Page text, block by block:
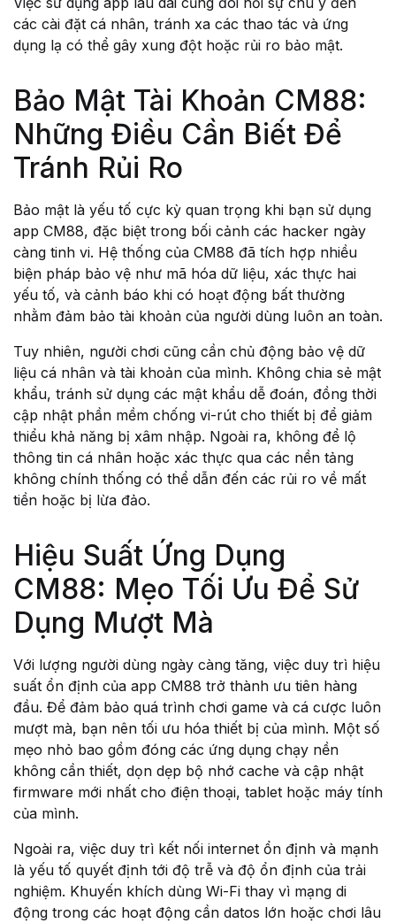
các cài đặt cá nhân, tránh xa các thao tác và ứng
dụng lạ có thể gây xung đột hoặc rủi ro bảo mật.
Bảo Mật Tài Khoản CM88:
Những Điều Cần Biết Để
Tránh Rủi Ro
Bảo mật là yếu tố cực kỳ quan trọng khi bạn sử dụng
app CM88, đặc biệt trong bối cảnh các hacker ngày
càng tinh vi. Hệ thống của CM88 đã tích hợp nhiều
biện pháp bảo vệ như mã hóa dữ liệu, xác thực hai
yếu tố, và cảnh báo khi có hoạt động bất thường
nhằm đảm bảo tài khoản của người dùng luôn an toàn.
Tuy nhiên, người chơi cũng cần chủ động bảo vệ dữ
liệu cá nhân và tài khoản của mình. Không chia sẻ mật
khẩu, tránh sử dụng các mật khẩu dễ đoán, đồng thời
cập nhật phần mềm chống vi-rút cho thiết bị để giảm
thiểu khả năng bị xâm nhập. Ngoài ra, không để lộ
thông tin cá nhân hoặc xác thực qua các nền tảng
không chính thống có thể dẫn đến các rủi ro về mất
tiền hoặc bị lừa đảo.
Hiệu Suất Ứng Dụng
CM88: Mẹo Tối Ưu Để Sử
Dụng Mượt Mà
Với lượng người dùng ngày càng tăng, việc duy trì hiệu
suất ổn định của app CM88 trở thành ưu tiên hàng
đầu. Để đảm bảo quá trình chơi game và cá cược luôn
mượt mà, bạn nên tối ưu hóa thiết bị của mình. Một số
mẹo nhỏ bao gồm đóng các ứng dụng chạy nền
không cần thiết, dọn dẹp bộ nhớ cache và cập nhật
firmware mới nhất cho điện thoại, tablet hoặc máy tính
của mình.
Ngoài ra, việc duy trì kết nối internet ổn định và mạnh
là yếu tố quyết định tới độ trễ và độ ổn định của trải
nghiệm. Khuyến khích dùng Wi-Fi thay vì mạng di
động trong các hoạt động cần datos lớn hoặc chơi lâu